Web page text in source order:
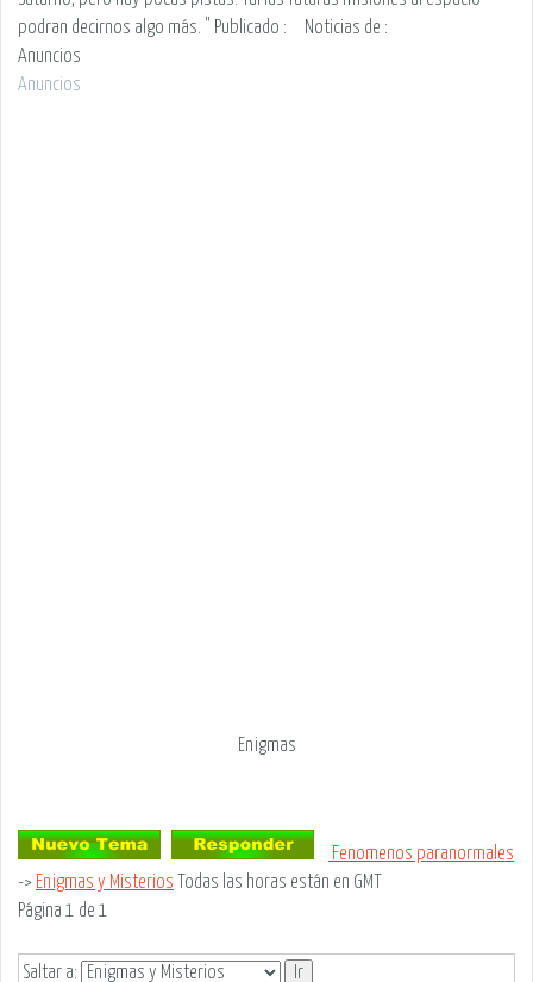
podran decirnos algo más. " Publicado : Noticias de :
Anuncios
Anuncios
Enigmas
Fenomenos paranormales
-> Enigmas y Misterios
Todas las horas están en GMT
Página 1 de 1
Saltar a: